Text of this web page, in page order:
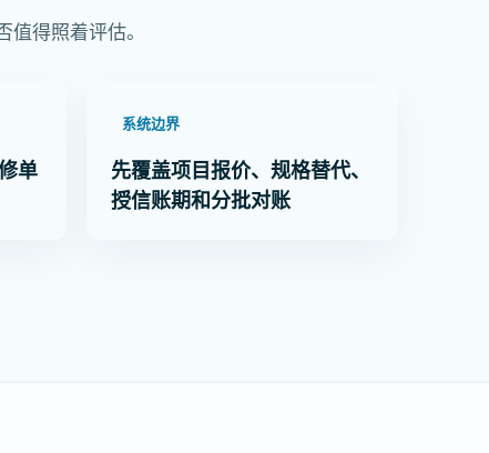
得照着评估。
单
系统边界
先覆盖项目报价、规格替代、
授信账期和分批对账